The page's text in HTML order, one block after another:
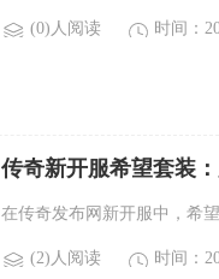
(0)人阅读 时间：
传奇新开服希望套装
在传奇发布网新开服中，希
(2)人阅读 时间：